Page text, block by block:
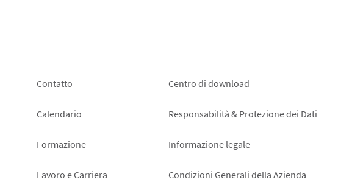
Footer
left
Contatto
Calendario
Formazione
Lavoro e Carriera
Footer
right
Centro di download
Responsabilità & Protezione dei Dati
Informazione legale
Condizioni Generali della Azienda